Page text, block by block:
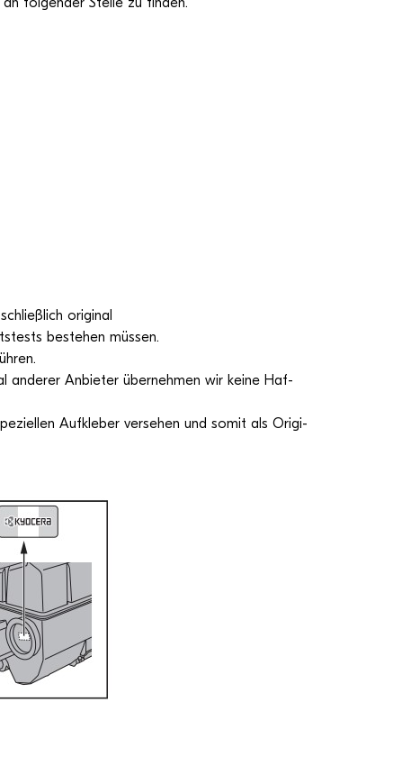
ori­gi­nal
bestehen müs­sen.
ande­rer Anbie­ter über­neh­men wir keine Haf­
Auf­kle­ber ver­se­hen und somit als Ori­gi­